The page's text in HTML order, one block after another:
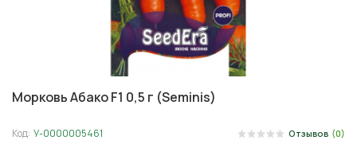
Морковь Абако F1 0,5 г (Seminis)
Код: У-0000005461 Отзывов (0)